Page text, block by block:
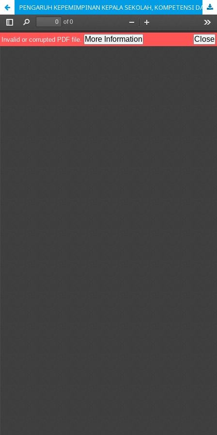
PENGARUH KEPEMIMPINAN KEPALA SEKOLAH, KOMPETENSI DAN MOTIVASI TERHADAP KINERJA GURU